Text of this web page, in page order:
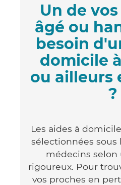
Un de
âgé ou
besoin
domicile
ou ailleurs
?
Les aides à
sélectionnées sous
médecins selon
rigoureux. Pour
vos proches en